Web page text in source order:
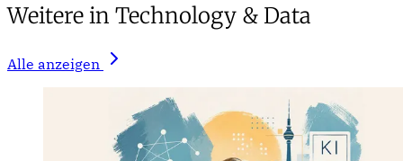
Weitere in Technology & Data
Alle anzeigen